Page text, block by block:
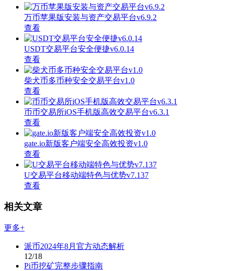
万币苹果版安装与资产交易平台v6.9.2
查看
USDT交易平台安全便捷v6.0.14
查看
柴犬币多币种安全交易平台v1.0
查看
币币交易所iOS手机版高效交易平台v6.3.1
查看
gate.io新版客户端安全高效投资v1.0
查看
U交易平台移动端特色与优势v7.137
查看
相关文章
更多+
派币2024年8月官方动态解析
12/18
Pi币挖矿完整步骤指南